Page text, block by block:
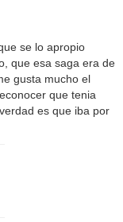
se lo apropio
que esa saga era de
gusta mucho el
que tenia
es que iba por